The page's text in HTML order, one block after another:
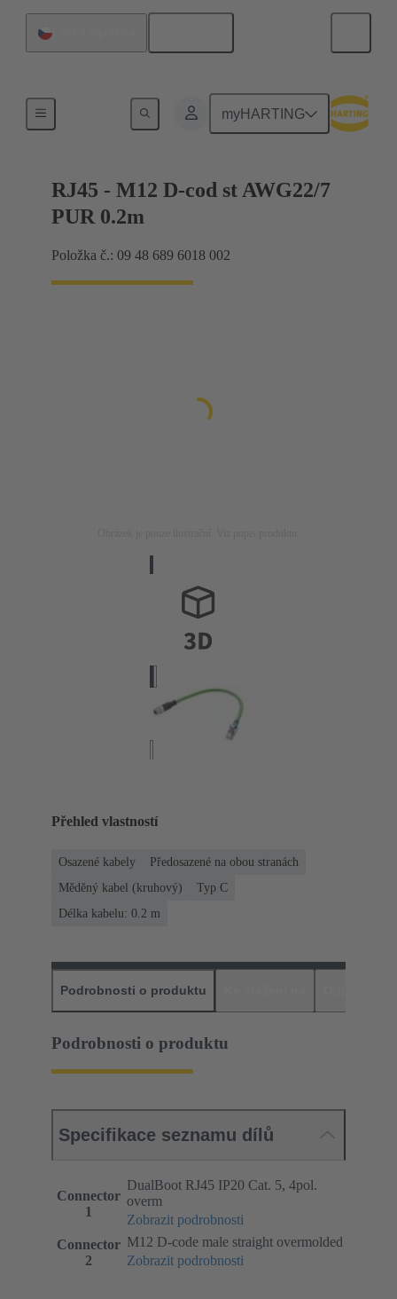
myHARTING
RJ45 - M12 D-cod st AWG22/7
PUR 0.2m
Položka č.: 09 48 689 6018 002
Přehled vlastností
Osazené kabely
Předosazené na obou stranách
Měděný kabel (kruhový)
Typ C
Délka kabelu: 0.2 m
Podrobnosti o produktu
Podrobnosti o produktu
Specifikace seznamu dílů
Connector
1
DualBoot RJ45 IP20 Cat. 5, 4pol.
overm
Zobrazit podrobnosti
Connector
2
M12 D-code male straight overmolded
Zobrazit podrobnosti